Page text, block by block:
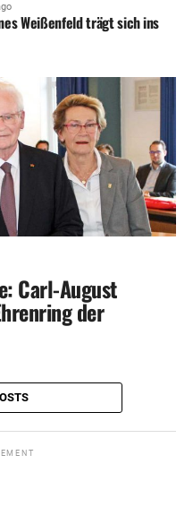
Weißenfeld trägt sich ins
Carl-August
der